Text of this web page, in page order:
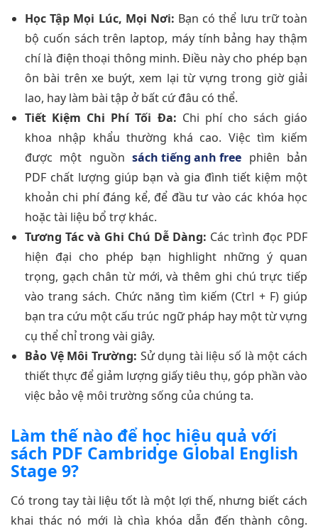
Học Tập Mọi Lúc, Mọi Nơi: Bạn có thể lưu trữ toàn
bộ cuốn sách trên laptop, máy tính bảng hay thậm
chí là điện thoại thông minh. Điều này cho phép bạn
ôn bài trên xe buýt, xem lại từ vựng trong giờ giải
lao, hay làm bài tập ở bất cứ đâu có thể.
Tiết Kiệm Chi Phí Tối Đa: Chi phí cho sách giáo
khoa nhập khẩu thường khá cao. Việc tìm kiếm
được một nguồnsách tiếng anh free phiên bản
PDF chất lượng giúp bạn và gia đình tiết kiệm một
khoản chi phí đáng kể, để đầu tư vào các khóa học
hoặc tài liệu bổ trợ khác.
Tương Tác và Ghi Chú Dễ Dàng: Các trình đọc PDF
hiện đại cho phép bạn highlight những ý quan
trọng, gạch chân từ mới, và thêm ghi chú trực tiếp
vào trang sách. Chức năng tìm kiếm (Ctrl + F) giúp
bạn tra cứu một cấu trúc ngữ pháp hay một từ vựng
cụ thể chỉ trong vài giây.
Bảo Vệ Môi Trường: Sử dụng tài liệu số là một cách
thiết thực để giảm lượng giấy tiêu thụ, góp phần vào
việc bảo vệ môi trường sống của chúng ta.
Làm thế nào để học hiệu quả với
sách PDF Cambridge Global English
Stage 9?
Có trong tay tài liệu tốt là một lợi thế, nhưng biết cách
khai thác nó mới là chìa khóa dẫn đến thành công.